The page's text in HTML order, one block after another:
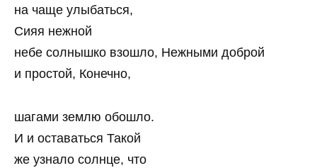
на чаще улыбаться,
Сияя нежной
небе солнышко взошло, Нежными доброй
и простой, Конечно,
шагами землю обошло.
И и оставаться Такой
же узнало солнце, что